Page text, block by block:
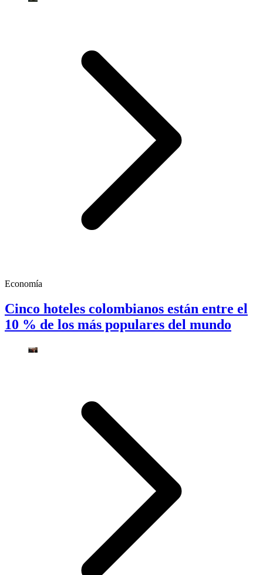
Economía
Cinco hoteles colombianos están entre el
10 % de los más populares del mundo